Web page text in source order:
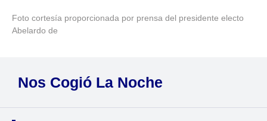
Foto cortesía proporcionada por prensa del presidente electo
Abelardo de
Nos Cogió La Noche